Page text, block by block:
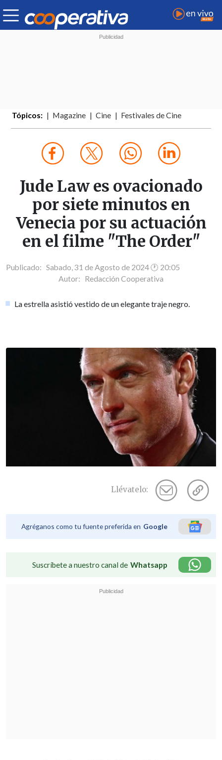
Tópicos: Magazine Cine Festivales de Cine
Jude Law es ovacionado
por siete minutos en
Venecia por su actuación
en el filme "The Order"
Publicado: Sabado, 31 de Agosto de 2024 🕐 20:05
Autor: Redacción Cooperativa
La estrella asistió vestido de un elegante traje negro.
Llévatelo:
Agréganos como tu fuente preferida en Google
Suscríbete a nuestro canal de Whatsapp